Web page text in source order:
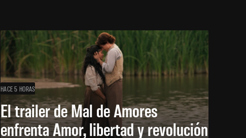
HACE 5 HORAS
El trailer de Mal de Amores
enfrenta Amor, libertad y revolución